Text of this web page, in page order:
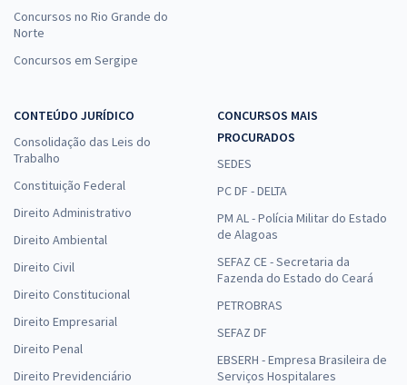
Concursos no Rio Grande do
Norte
Concursos em Sergipe
CONTEÚDO JURÍDICO
Consolidação das Leis do
Trabalho
Constituição Federal
Direito Administrativo
Direito Ambiental
Direito Civil
Direito Constitucional
Direito Empresarial
Direito Penal
Direito Previdenciário
CONCURSOS MAIS
PROCURADOS
SEDES
PC DF - DELTA
PM AL - Polícia Militar do Estado
de Alagoas
SEFAZ CE - Secretaria da
Fazenda do Estado do Ceará
PETROBRAS
SEFAZ DF
EBSERH - Empresa Brasileira de
Serviços Hospitalares